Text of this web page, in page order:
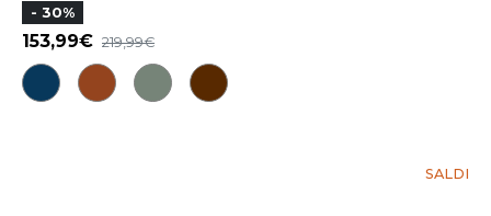
- 30%
153,99 219,99
SALDI